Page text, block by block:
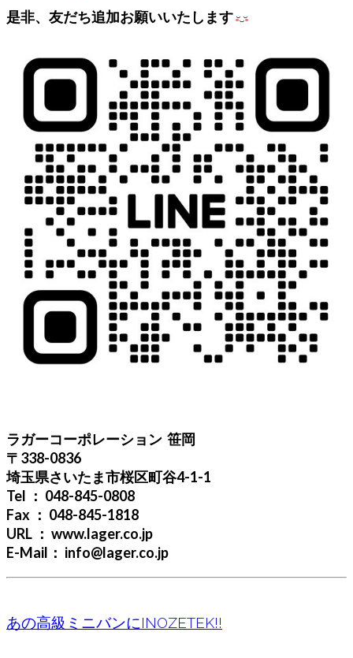
是非、友だち追加お願いいたします
ラガーコーポレーション 笹岡
〒338-0836
埼玉県さいたま市桜区町谷4-1-1
Tel ： 048-845-0808
Fax ： 048-845-1818
URL ： www.lager.co.jp
E-Mail： info@lager.co.jp
あの高級ミニバンにINOZETEK!!